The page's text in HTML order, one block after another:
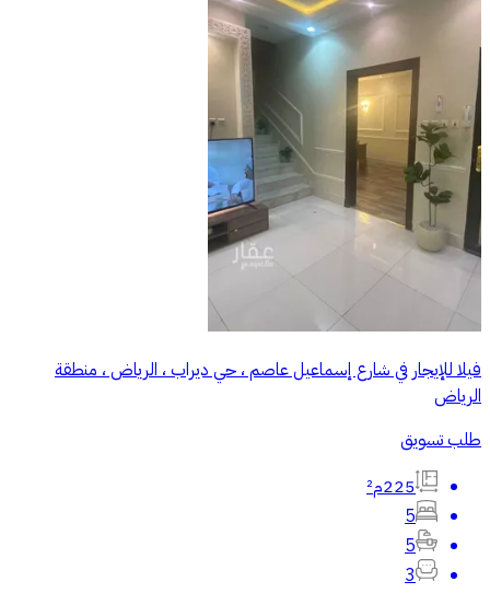
فيلا للإيجار في شارع إسماعيل عاصم ، حي ديراب ، الرياض ، منطقة
الرياض
طلب تسويق
225م²
5
5
3